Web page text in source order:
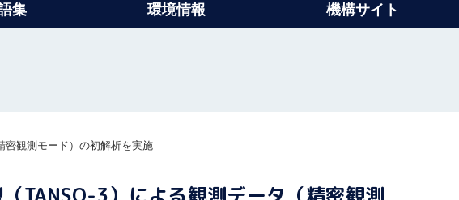
集 環境情報 機構サイト
密観測モード）の初解析を実施